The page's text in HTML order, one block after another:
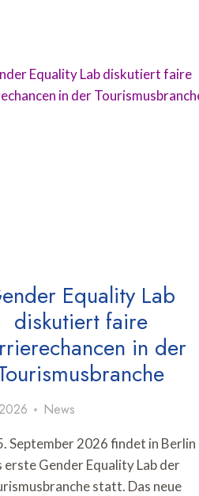
Equality Lab
diskutiert faire
in der
News
September 2026 findet in Berlin
erste Gender Equality Lab der
statt. Das neue